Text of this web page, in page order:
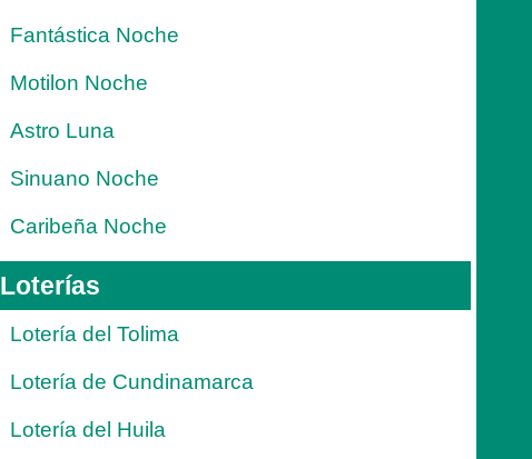
Fantástica Noche
Motilon Noche
Astro Luna
Sinuano Noche
Caribeña Noche
Loterías
Lotería del Tolima
Lotería de Cundinamarca
Lotería del Huila